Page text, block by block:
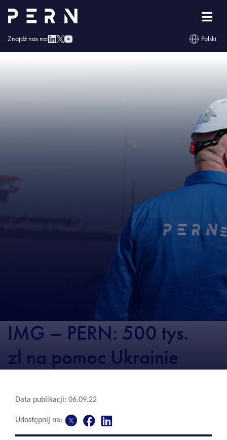
Znajdź nas na: Polski
Strona główna »PERN: 500 tys. zł na pomoc Ukrainie
IMG – PERN: 500 tys.
IMG – PERN: 500 tys.
zł na pomoc Ukrainie
Data publikacji: 06.09.22
Udostępnij na: